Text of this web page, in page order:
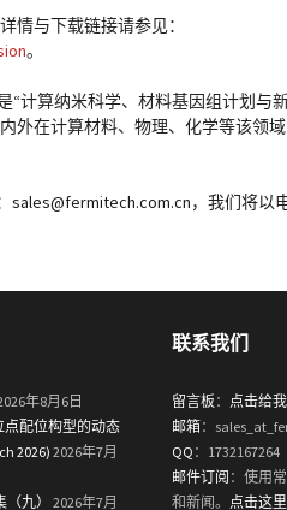
情与下载链接请参见：
。
计算纳米科学、材料基因组计划与
外在计算材料、物理、化学等该领
，我们将以
年8月6日
点配位构型的动态
2026) 2026年7月
九）
2026年7月
联系我们
留言板 ： 点击给
邮箱：
QQ ：1732167264
邮件订阅 ：使用
和新闻。 点击这